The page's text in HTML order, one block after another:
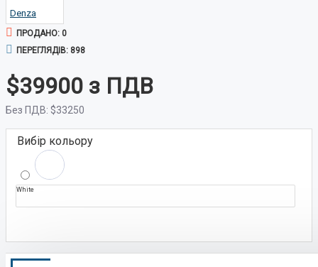
Denza
ПРОДАНО: 0
ПЕРЕГЛЯДІВ: 898
$39900
Без ПДВ: $33250
Вибір кольору
White